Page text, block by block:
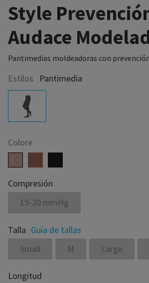
Style
Audace
Pantimedias moldeadoras con
Estilos Pantimedia
Colore
Compresión
15-20 mmHg
Talla Guía de tallas
Small
M Large
Longitud